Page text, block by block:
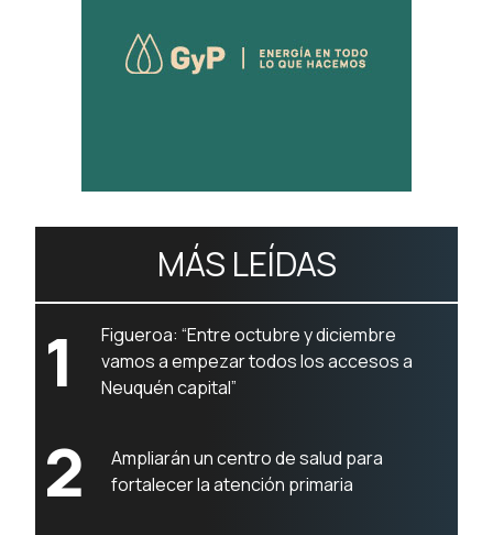
MÁS LEÍDAS
1
Figueroa: “Entre octubre y diciembre
vamos a empezar todos los accesos a
Neuquén capital”
2
Ampliarán un centro de salud para
fortalecer la atención primaria